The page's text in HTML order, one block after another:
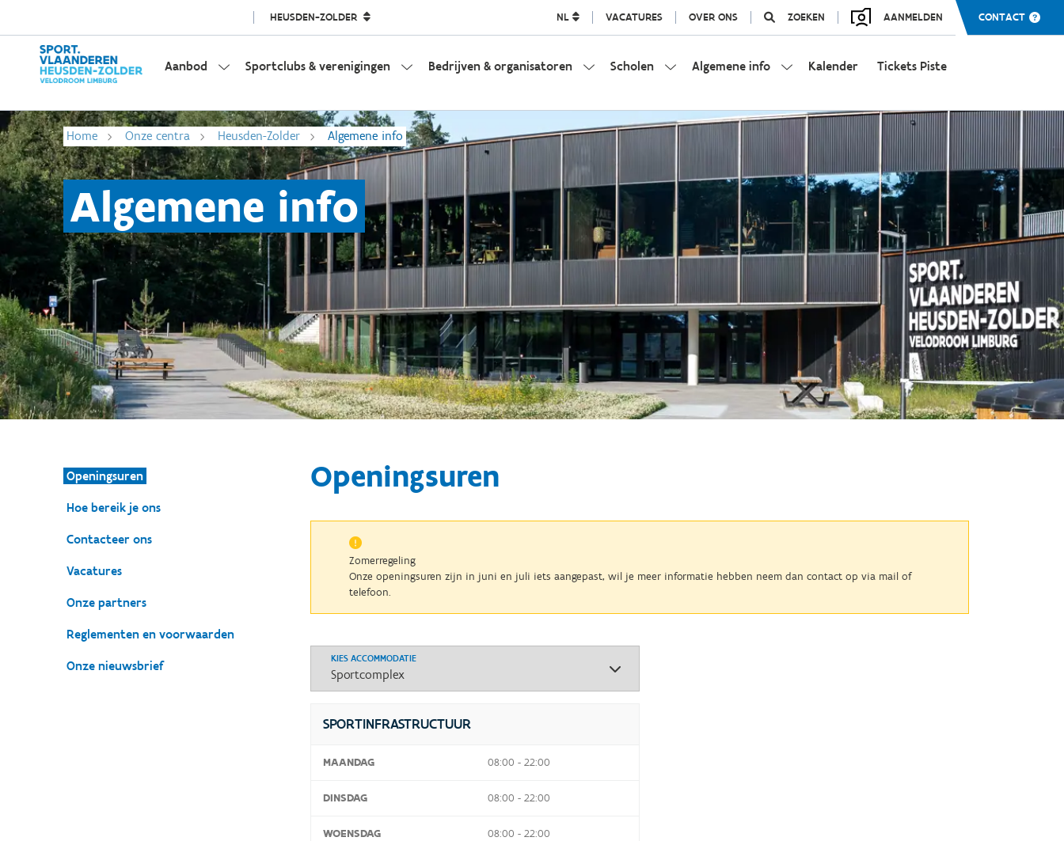
HEUSDEN-ZOLDER NL VACATURES OVER ONS ZOEKEN AANMELDEN CONTACT
Aanbod Sportclubs & verenigingen Bedrijven & organisatoren Scholen Algemene info Kalender Tickets Piste
Home Onze centra Heusden-Zolder Algemene info
Algemene info
Openingsuren
Hoe bereik je ons
Contacteer ons
Vacatures
Onze partners
Reglementen en voorwaarden
Onze nieuwsbrief
Openingsuren
Zomerregeling
Onze openingsuren zijn in juni en juli iets aangepast, wil je meer informatie hebben neem dan contact op via mail of
telefoon.
KIES ACCOMMODATIE
SPORTINFRASTRUCTUUR
MAANDAG 08:00 - 22:00
DINSDAG 08:00 - 22:00
WOENSDAG 08:00 - 22:00